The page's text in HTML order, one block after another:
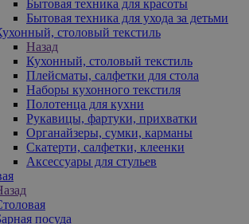
Бытовая техника для красоты
Бытовая техника для ухода за детьми
столовый текстиль
Назад
Кухонный, столовый текстиль
Плейсматы, салфетки для стола
Наборы кухонного текстиля
Полотенца для кухни
Рукавицы, фартуки, прихватки
Органайзеры, сумки, карманы
Скатерти, салфетки, клеенки
Аксессуары для стульев
посуда